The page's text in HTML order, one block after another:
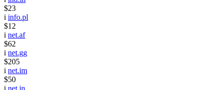
$23
i info.pl
$12
i net.af
$62
i net.gg
$205
i net.im
$50